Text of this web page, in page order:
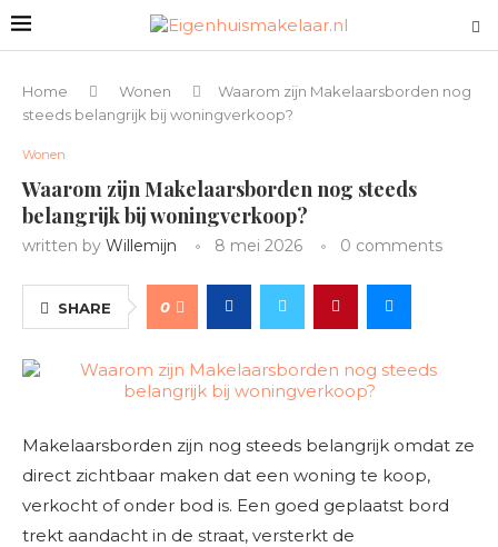
Home Wonen
Waarom zijn Makelaarsborden nog
steeds belangrijk bij woningverkoop?
Wonen
Waarom zijn Makelaarsborden nog steeds
belangrijk bij woningverkoop?
written by Willemijn 8 mei 2026 0 comments
SHARE 0
Makelaarsborden zijn nog steeds belangrijk omdat ze
direct zichtbaar maken dat een woning te koop,
verkocht of onder bod is. Een goed geplaatst bord
trekt aandacht in de straat, versterkt de